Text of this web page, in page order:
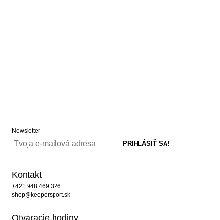
Newsletter
Kontakt
+421 948 469 326
shop@keepersport.sk
Otváracie hodiny